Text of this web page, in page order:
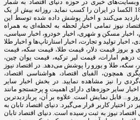
خبری در حوزه دنیای اقتصاد به شمار
می‌رود و توانسته است رنک 18 الکسا در ایران را کسب نماید. روزانه بیش از یک
بازدید می‌کنند و اخبار پوشش داده شده توسط این
نیوز تمامی اخبار لحظه به لحظه‌ای به همراه
اخبار مسکن و شهری، اخبار خودرو، اخبار سیاسی،
اخبار تولید و تجارت، اخبار استارتاپ‌ها و اخبار طلا
و بروز قیمت دلار، قیمت طلا، قیمت سکه، قیمت
امارات، قیمت لیر ترکیه، قیمت یوان چین،
سکه، طلا و یورو را پوشش می‌دهد. در اقتصاد نیوز
همچون، الفبای اقتصاد، هواشناسی اقتصاد،
را نیز مشاهده نمایید. در بخش اخبار سایر
اخبار سایر حوزه‌های دارای اهمیت و پرجستجو مانند
و... قابل نمایش است. علاوه بر آن، پربازدیدترین
در اختیار کاربر قرار می‌گیرد. دنیای اقتصاد تابان به
نیوز به ثبت رسیده است. دنیای اقتصاد تابان